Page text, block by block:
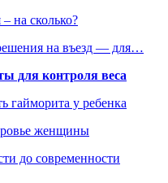
на сколько?
на въезд — для…
для контроля веса
гайморита у ребенка
женщины
до современности